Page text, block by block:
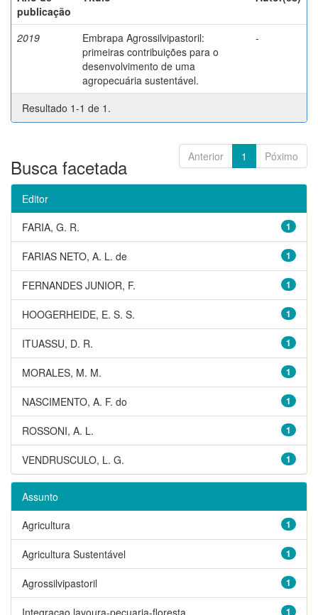
publicação
2019
Embrapa Agrossilvipastoril:
primeiras contribuições para o
desenvolvimento de uma
agropecuária sustentável.
-
Resultado 1-1 de 1.
Anterior 1 Póximo
Busca facetada
Editor
1
FARIA, G. R.
1
FARIAS NETO, A. L. de
1
FERNANDES JUNIOR, F.
1
HOOGERHEIDE, E. S. S.
1
ITUASSU, D. R.
1
MORALES, M. M.
1
NASCIMENTO, A. F. do
1
ROSSONI, A. L.
1
VENDRUSCULO, L. G.
Assunto
1
Agricultura
1
Agricultura Sustentável
1
Agrossilvipastoril
1
Integracao lavoura-pecuaria-floresta